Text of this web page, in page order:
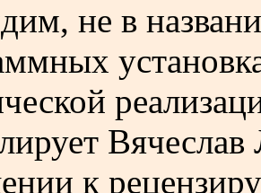
не в
Вячеслав
к